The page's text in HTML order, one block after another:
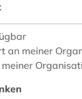
an meiner
meiner